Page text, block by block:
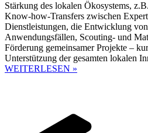
Stärkung des lokalen Ökosystems,
Know-how-Transfers zwischen
Dienstleistungen, die Entwicklung
Anwendungsfällen, Scouting- und
Förderung gemeinsamer Projekte –
Unterstützung der gesamten lokalen
WEITERLESEN »